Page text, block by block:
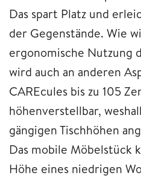
Das spart Platz und
der Gegenstände. Wie
ergonomische Nutzung
wird auch an anderen
CAREcules bis zu 105
höhenverstellbar,
gängigen Tischhöhen
Das mobile Möbelstück
Höhe eines niedrigen